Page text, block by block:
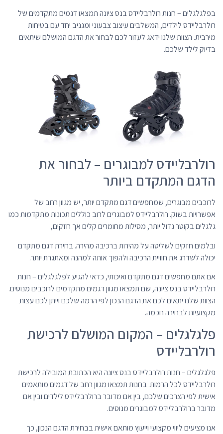
בפלגלגלים – חנות רולרבליידס בנס ציונה תמצאו דגמים מתקדמים של
רולרבליידס לילדים, המשלבים עיצוב צבעוני ומגניב יחד עם בטיחות
מירבית. הצוות שלנו ידאג לעזור לכם לבחור את הדגם המושלם שיתאים
בדיוק לילד שלכם.
רולרבליידס למבוגרים – לבחור את
הדגם המתקדם ביותר
לרוכבים מבוגרים, שמחפשים דגם מתקדם יותר, יש מגוון רחב של
אפשרויות בשוק. רולרבליידס למבוגרים לרוב כוללים תכונות מתקדמות כמו
גלגלים בקוטר גדול יותר, מסילות מחומרים קלים אך חזקים,
ובלמים חזקים לשליטה על מהירות ברכיבה מהירה. בחירת דגם מתקדם
יכולה לשדרג את חוויית הרכיבה ולהפוך אותה למהנה ומאתגרת יותר.
אם אתם מחפשים דגם מתקדם ואיכותי, כדאי להגיע לפלגלגלים – חנות
רולרבליידס בנס ציונה, שם תמצאו מגוון דגמים מתקדמים לרוכבים מנוסים.
הצוות שלנו יתאים לכם את הדגם הנכון לפי הרמה שלכם וייתן לכם עצות
מקצועיות לבחירה חכמה.
פלגלגלים – המקום המושלם לרכישת
רולרבליידס
פלגלגלים – חנות רולרבליידס בנס ציונה היא הכתובת המובילה לרכישת
רולרבליידס לכל הרמות. בחנות תמצאו מגוון רחב של דגמים מותאמים
אישית לפי הצרכים שלכם, בין אם מדובר ברולרבליידס לילדים ובין אם
מדובר ברולרבליידס למבוגרים מנוסים.
אנו מציעים ליווי מקצועי וייעוץ מותאם אישית בבחירת הדגם הנכון, כך